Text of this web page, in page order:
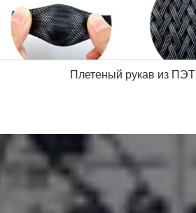
Плетеный рукав из ПЭТ